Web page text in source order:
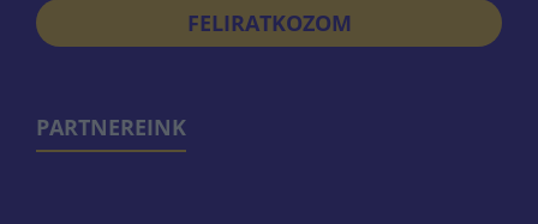
FELIRATKOZOM
PARTNEREINK